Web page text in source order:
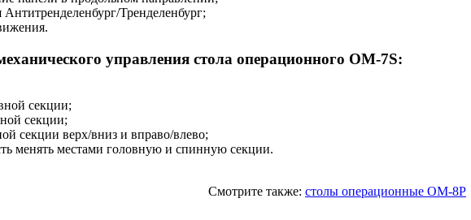
Тренделенбург;
управления стола операционного OM-7S:
секции;
секции;
секции верх/вниз и вправо/влево;
менять местами головную и спинную секции.
Смотрите также: столы операционные OM-8P